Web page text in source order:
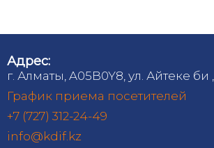
Адрес:
г. Алматы, A05B0Y8, ул. Айтеке би
График приема посетителей
+7 (727) 312-24-49
info@kdif.kz